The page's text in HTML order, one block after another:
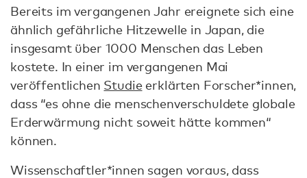
Bereits im vergangenen Jahr ereignete sich eine
ähnlich gefährliche Hitzewelle in Japan, die
insgesamt über 1000 Menschen das Leben
kostete. In einer im vergangenen Mai
veröffentlichen Studieerklärten Forscher*innen,
dass “es ohne die menschenverschuldete globale
Erderwärmung nicht soweit hätte kommen“
können.
Wissenschaftler*innen sagen voraus, dass